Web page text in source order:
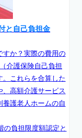
と自己負担金
すか？実際の費用の
介護保険自己負担
。これらを合算した
高額介護サービス
護老人ホームの自